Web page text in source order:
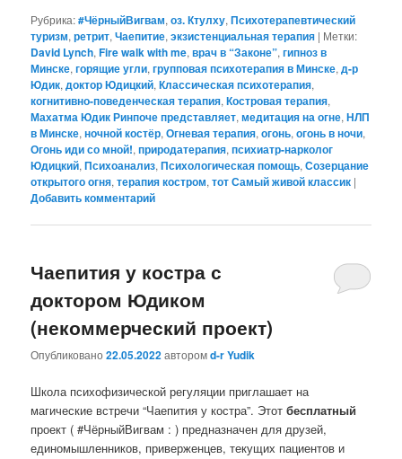
Рубрика:#ЧёрныйВигвам,оз. Ктулху,Психотерапевтический
туризм,ретрит,Чаепитие,экзистенциальная терапия | Метки:
David Lynch,Fire walk with me,врач в “Законе”,гипноз в
Минске,горящие угли,групповая психотерапия в Минске,д-р
Юдик,доктор Юдицкий,Классическая психотерапия,
когнитивно-поведенческая терапия,Костровая терапия,
Махатма Юдик Ринпоче представляет,медитация на огне,НЛП
в Минске,ночной костёр,Огневая терапия,огонь,огонь в ночи,
Огонь иди со мной!,природатерапия,психиатр-нарколог
Юдицкий,Психоанализ,Психологическая помощь,Созерцание
открытого огня,терапия костром,тот Самый живой классик |
Добавить комментарий
Чаепития у костра с
доктором Юдиком
(некоммерческий проект)
Опубликовано22.05.2022авторомd-r Yudik
Школа психофизической регуляции приглашает на
магические встречи “Чаепития у костра”. Этотбесплатный
проект ( #ЧёрныйВигвам : ) предназначен для друзей,
единомышленников, приверженцев, текущих пациентов и